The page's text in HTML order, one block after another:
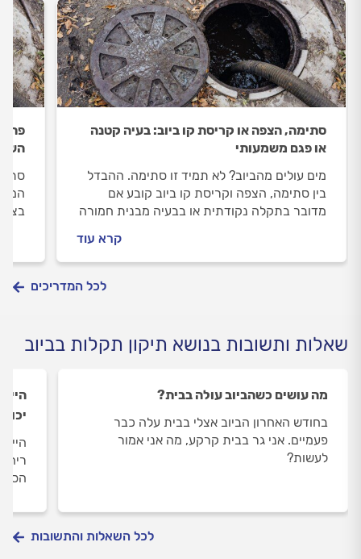
סתימה, הצפה או קריסת קו ביוב: בעיה קטנה
או פגם משמעותי
מים עולים מהביוב? לא תמיד זו סתימה. ההבדל
בין סתימה, הצפה וקריסת קו ביוב קובע אם
מדובר בתקלה נקודתית או בבעיה מבנית חמורה
קרא עוד
לכל המדריכים
שאלות ותשובות בנושא תיקון תקלות בביוב
מה עושים כשהביוב עולה בבית?
בחודש האחרון הביוב אצלי בבית עלה כבר
פעמיים. אני גר בבית קרקע, מה אני אמור
לעשות?
היי,
ריח
לכל השאלות והתשובות